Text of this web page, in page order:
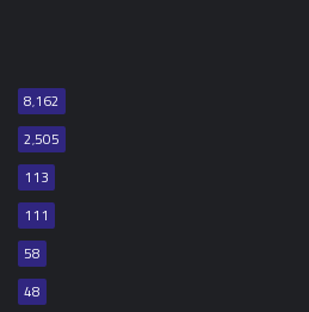
8٬162
2٬505
113
111
58
48